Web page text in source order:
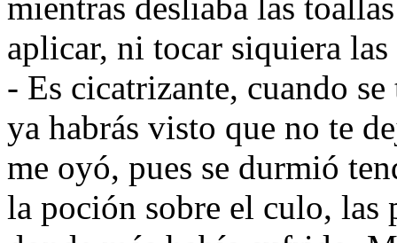
aplicar, ni tocar siquiera las
- Es cicatrizante, cuando
ya habrás visto que no te
me oyó, pues se durmió
la poción sobre el culo, las